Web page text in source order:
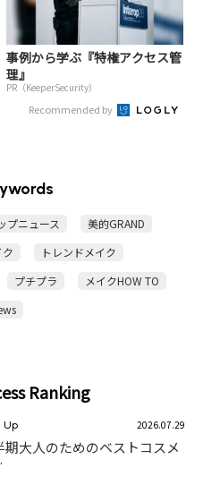
事例から学ぶ『特権アクセス管
理』
PR（KeeperSecurity）
Recommended by
プニュース
美的GRAND
トレンドメイク
プチプラ
メイクHOW TO
Ranking
Up 2026.07.29
期大人のためのベストコスメ